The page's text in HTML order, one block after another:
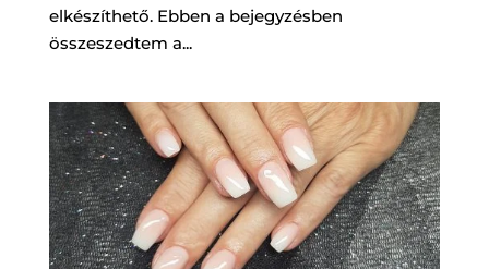
elkészíthető. Ebben a bejegyzésben
összeszedtem a...